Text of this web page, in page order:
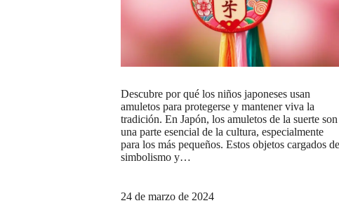
Descubre por qué los niños japoneses usan
amuletos para protegerse y mantener viva la
tradición. En Japón, los amuletos de la suerte son
una parte esencial de la cultura, especialmente
para los más pequeños. Estos objetos cargados de
simbolismo y…
24 de marzo de 2024